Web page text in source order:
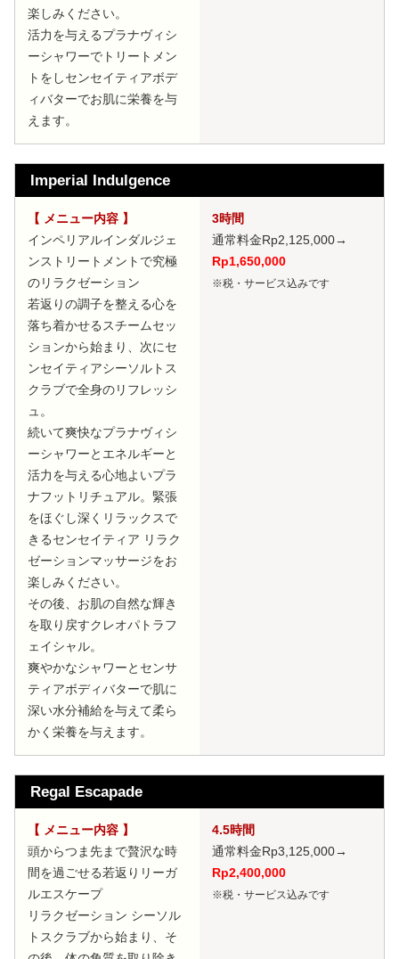
楽しみください。
活力を与えるプラナヴィシ
ーシャワーでトリートメン
トをしセンセイティアボデ
ィバターでお肌に栄養を与
えます。
Imperial Indulgence
【 メニュー内容 】
インペリアルインダルジェ
ンストリートメントで究極
のリラクゼーション
若返りの調子を整える心を
落ち着かせるスチームセッ
ションから始まり、次にセ
ンセイティアシーソルトス
クラブで全身のリフレッシ
ュ。
続いて爽快なプラナヴィシ
ーシャワーとエネルギーと
活力を与える心地よいプラ
ナフットリチュアル。緊張
をほぐし深くリラックスで
きるセンセイティア リラク
ゼーションマッサージをお
楽しみください。
その後、お肌の自然な輝き
を取り戻すクレオパトラフ
ェイシャル。
爽やかなシャワーとセンサ
ティアボディバターで肌に
深い水分補給を与えて柔ら
かく栄養を与えます。
3時間
通常料金Rp2,125,000→
Rp1,650,000
※税・サービス込みです
Regal Escapade
【 メニュー内容 】
頭からつま先まで贅沢な時
間を過ごせる若返りリーガ
ルエスケープ
リラクゼーション シーソル
トスクラブから始まり、そ
4.5時間
通常料金Rp3,125,000→
Rp2,400,000
※税・サービス込みです